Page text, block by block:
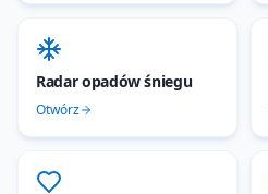
Radar opadów śniegu
Otwórz